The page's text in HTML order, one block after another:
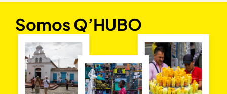
Somos Q’HUBO